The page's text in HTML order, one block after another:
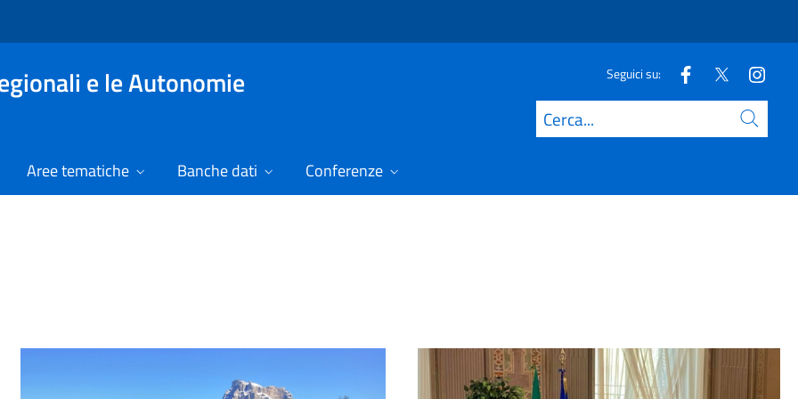
e le Autonomie Seguici su:
Cerca
Aree tematiche Banche dati Conferenze